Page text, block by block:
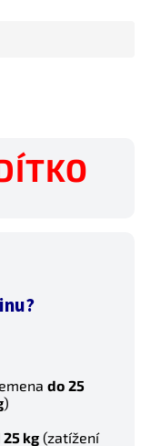
do 25
)
25 kg (zatížení